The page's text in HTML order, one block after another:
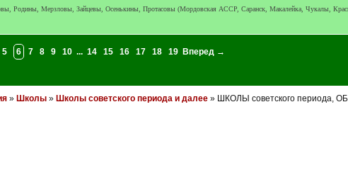
Родины, Мерзловы, Зайцевы, Осенькины, Протасовы (Мордовская АССР, Саранск, Макалейка, Чукалы,
5 6 7 8 9 10 ... 14 15 16 17 18 19
Вперед →
» Школы» Школы советского периода и далее» ШКОЛЫ советского периода,